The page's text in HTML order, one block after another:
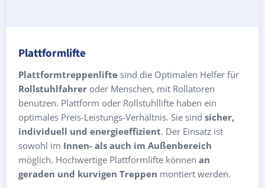
Plattformlifte
Plattformtreppenlifte sind die Optimalen Helfer für
Rollstuhlfahrer oder Menschen, mit Rollatoren
benutzen. Plattform oder Rollstuhllifte haben ein
optimales Preis-Leistungs-Verhältnis. Sie sind sicher,
individuell und energieeffizient. Der Einsatz ist
sowohl im Innen- als auch im Außenbereich
möglich. Hochwertige Plattformlifte können an
geraden und kurvigen Treppen montiert werden.